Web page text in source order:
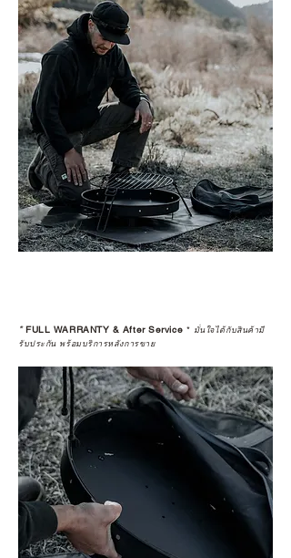
*FULL WARRANTY & After Service * มั่นใจได้กับสินค้ามี
รับประกัน พร้อมบริการหลังการขาย